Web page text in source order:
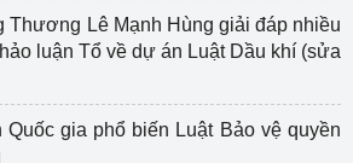
Thương Lê Mạnh Hùng giải đáp nhiều
luận Tổ về dự án Luật Dầu khí (sửa
Quốc gia phổ biến Luật Bảo vệ quyền